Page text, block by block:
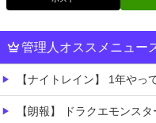
管理人オススメニュー
【ナイトレイン】 1年やっ
【朗報】 ドラクエモンス